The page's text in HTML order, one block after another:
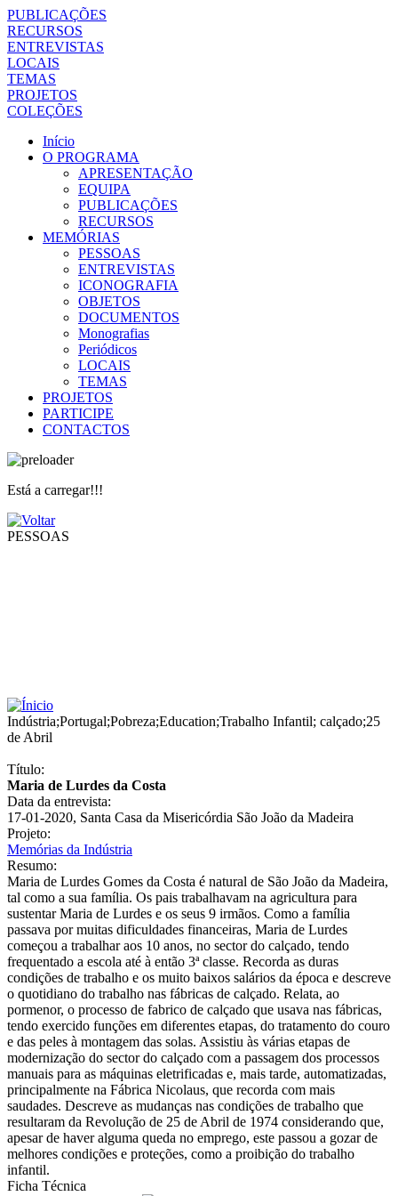
PUBLICAÇÕES
RECURSOS
ENTREVISTAS
LOCAIS
TEMAS
PROJETOS
COLEÇÕES
Início
O PROGRAMA
APRESENTAÇÃO
EQUIPA
PUBLICAÇÕES
RECURSOS
MEMÓRIAS
PESSOAS
ENTREVISTAS
ICONOGRAFIA
OBJETOS
DOCUMENTOS
Monografias
Periódicos
LOCAIS
TEMAS
PROJETOS
PARTICIPE
CONTACTOS
Está a carregar!!!
PESSOAS
Indústria;Portugal;Pobreza;Education;Trabalho Infantil; calçado;25
de Abril
Título:
Maria de Lurdes da Costa
Data da entrevista:
17-01-2020, Santa Casa da Misericórdia São João da Madeira
Projeto:
Memórias da Indústria
Resumo:
Maria de Lurdes Gomes da Costa é natural de São João da Madeira,
tal como a sua família. Os pais trabalhavam na agricultura para
sustentar Maria de Lurdes e os seus 9 irmãos. Como a família
passava por muitas dificuldades financeiras, Maria de Lurdes
começou a trabalhar aos 10 anos, no sector do calçado, tendo
frequentado a escola até à então 3ª classe. Recorda as duras
condições de trabalho e os muito baixos salários da época e descreve
o quotidiano do trabalho nas fábricas de calçado. Relata, ao
pormenor, o processo de fabrico de calçado que usava nas fábricas,
tendo exercido funções em diferentes etapas, do tratamento do couro
e das peles à montagem das solas. Assistiu às várias etapas de
modernização do sector do calçado com a passagem dos processos
manuais para as máquinas eletrificadas e, mais tarde, automatizadas,
principalmente na Fábrica Nicolaus, que recorda com mais
saudades. Descreve as mudanças nas condições de trabalho que
resultaram da Revolução de 25 de Abril de 1974 considerando que,
apesar de haver alguma queda no emprego, este passou a gozar de
melhores condições e proteções, como a proibição do trabalho
infantil.
Ficha Técnica